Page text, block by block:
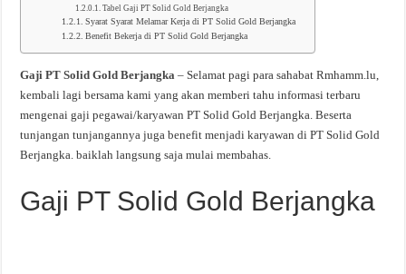
Tabel Gaji PT Solid Gold Berjangka
Syarat Syarat Melamar Kerja di PT Solid Gold Berjangka
Benefit Bekerja di PT Solid Gold Berjangka
Gaji PT Solid Gold Berjangka – Selamat pagi para sahabat Rmhamm.lu,
kembali lagi bersama kami yang akan memberi tahu informasi terbaru
mengenai gaji pegawai/karyawan PT Solid Gold Berjangka. Beserta
tunjangan tunjangannya juga benefit menjadi karyawan di PT Solid Gold
Berjangka. baiklah langsung saja mulai membahas.
Gaji PT Solid Gold Berjangka